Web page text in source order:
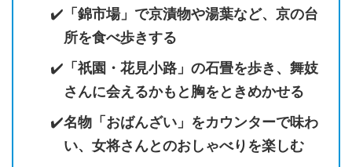
「錦市場」で京漬物や湯葉など、京の台
所を食べ歩きする
「祇園・花見小路」の石畳を歩き、舞妓
さんに会えるかもと胸をときめかせる
名物「おばんざい」をカウンターで味わ
い、女将さんとのおしゃべりを楽しむ